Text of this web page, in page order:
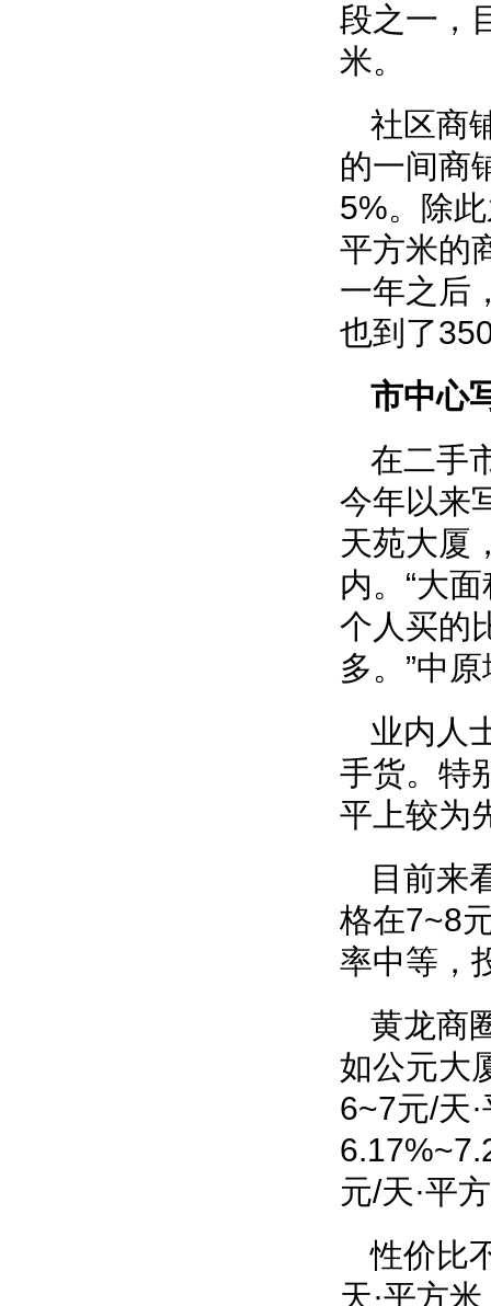
段之一，
米。
社区商
的一间商
5%。除
平方米的
一年之后
也到了
市中心
在二手
今年以来
天苑大厦
内。“大
个人买的
多。”中
业内人
手货。特
平上较为
目前来
格在7~8
率中等，
黄龙商
如公元大
6~7元/天
元/天·平
性价比
天·平方